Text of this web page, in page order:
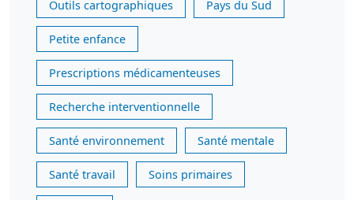
Outils cartographiques Pays du Sud
Petite enfance
Prescriptions médicamenteuses
Recherche interventionnelle
Santé environnement Santé mentale
Santé travail Soins primaires